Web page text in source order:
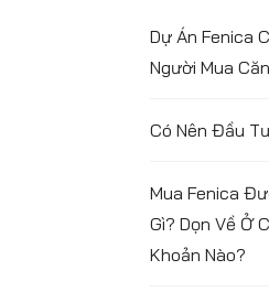
Dự Án Fenica
Người Mua
Có Nên Đầu
Mua Fenica
Gì? Dọn Về Ở
Khoản Nào?